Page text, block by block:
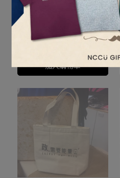
NCCU牛皮橫式大紙袋
加入購物車